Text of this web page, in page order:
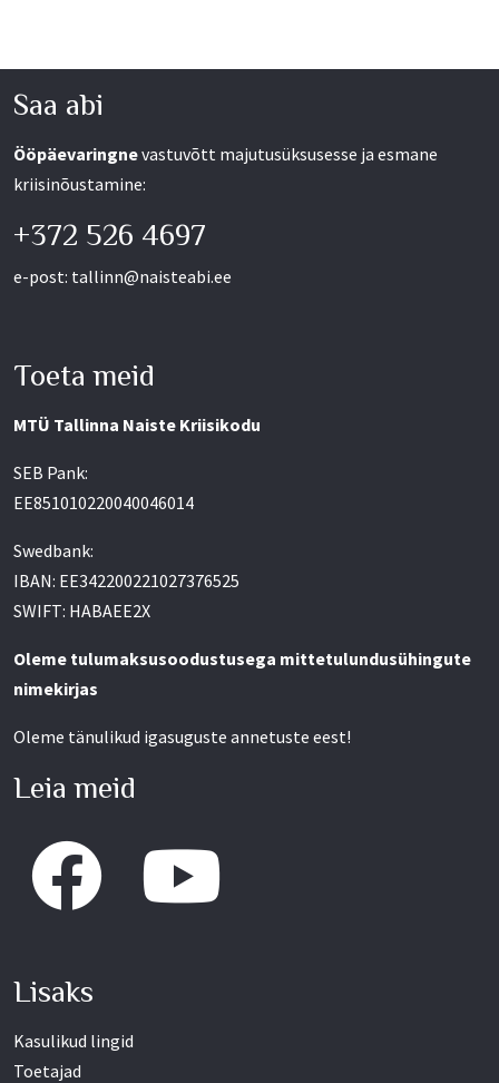
Saa abi
Ööpäevaringnevastuvõtt majutusüksusesse ja esmane
kriisinõustamine:
+372 526 4697
e-post: tallinn@naisteabi.ee
Toeta meid
MTÜ Tallinna Naiste Kriisikodu
SEB Pank:
EE851010220040046014
Swedbank:
IBAN: EE342200221027376525
SWIFT: HABAEE2X
Oleme tulumaksusoodustusega mittetulundusühingute
nimekirjas
Oleme tänulikud igasuguste annetuste eest!
Leia meid
Lisaks
Kasulikud lingid
Toetajad